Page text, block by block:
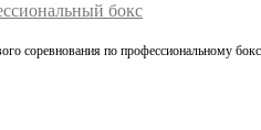
бокс
соревнования по профессиональному